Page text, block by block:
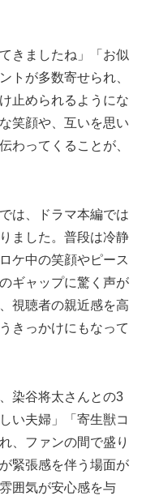
きましたね」「お似
トが多数寄せられ、
止められるようにな
笑顔や、互いを思い
わってくることが、
は、ドラマ本編では
ました。普段は冷静
ケ中の笑顔やピース
ギャップに驚く声が
視聴者の親近感を高
きっかけにもなって
染谷将太さんとの3
い夫婦」「寄生獣コ
、ファンの間で盛り
緊張感を伴う場面が
囲気が安心感を与